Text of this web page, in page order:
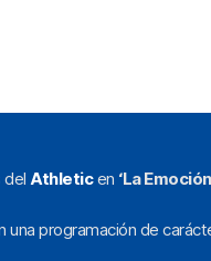
del Athleticen ‘La
programación de